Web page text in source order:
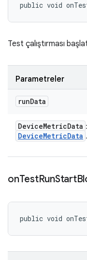
public void
Test çalıştırması
Parametreler
runData
DeviceMetricData
DeviceMetricData .
onTestRunStart
public void